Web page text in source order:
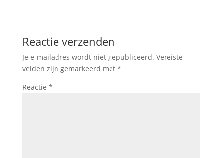
Reactie verzenden
Je e-mailadres wordt niet gepubliceerd. Vereiste
velden zijn gemarkeerd met *
Reactie *